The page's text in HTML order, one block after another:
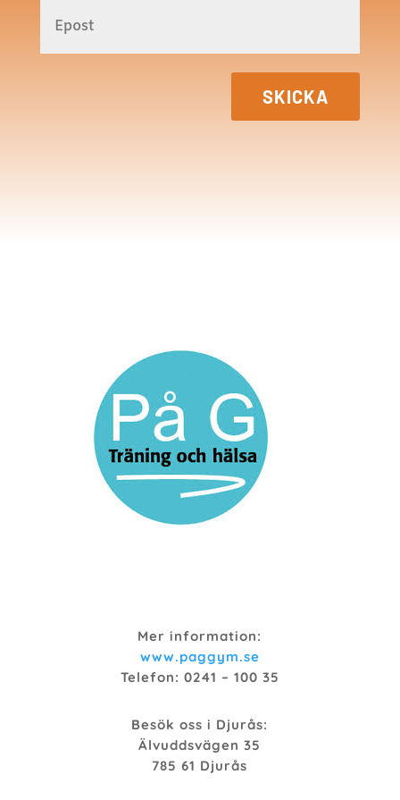
SKICKA
Mer information:
www.paggym.se
Telefon: 0241 – 100 35
Besök oss i Djurås:
Älvuddsvägen 35
785 61 Djurås